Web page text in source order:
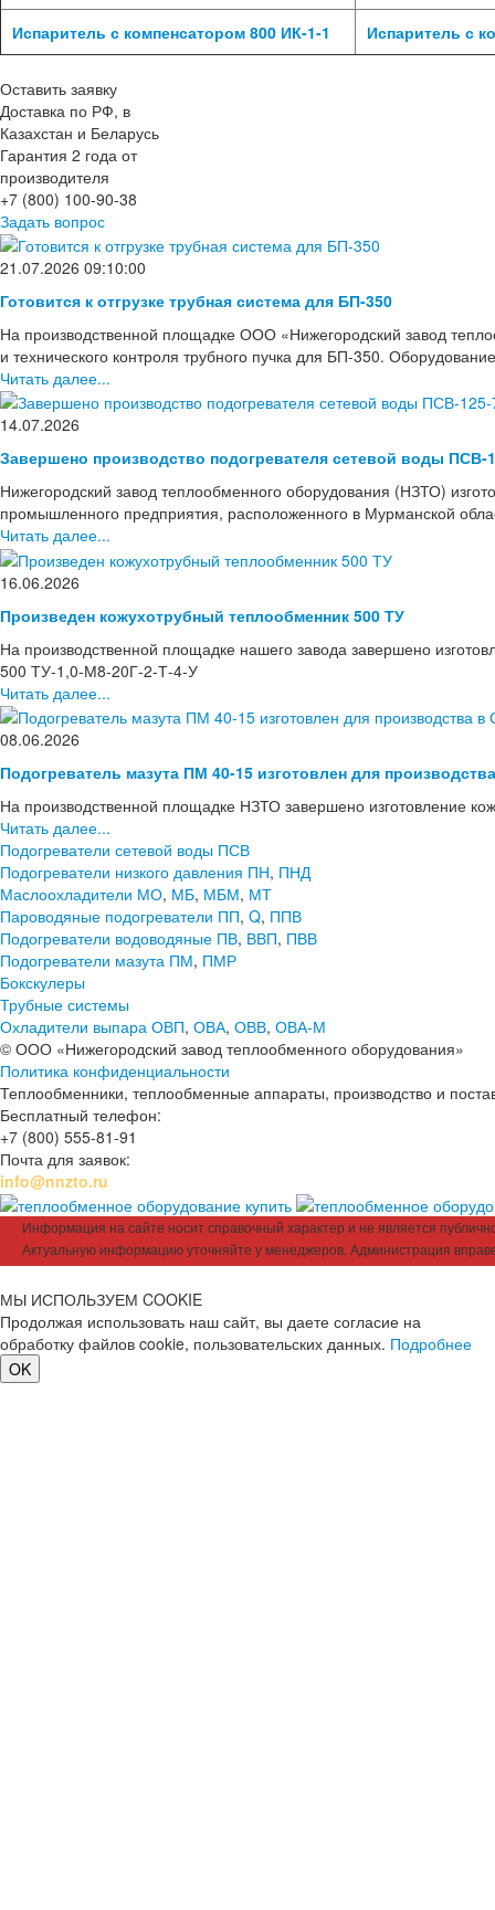
Испаритель с компенсатором 800 ИК-1-1 Испаритель с
Оставить заявку
Доставка по РФ, в
Казахстан и Беларусь
Гарантия 2 года от
производителя
+7 (800) 100-90-38
Задать вопрос
21.07.2026 09:10:00
Готовится к отгрузке трубная система для БП-350
На производственной площадке ООО «Нижегородский завод
и технического контроля трубного пучка для БП-350.
Читать далее...
14.07.2026
Завершено производство подогревателя сетевой воды ПСВ-
Нижегородский завод теплообменного оборудования (НЗТО)
промышленного предприятия, расположенного в Мурманской
Читать далее...
16.06.2026
Произведен кожухотрубный теплообменник 500 ТУ
На производственной площадке нашего завода завершено
500 ТУ-1,0-М8-20Г-2-Т-4-У
Читать далее...
08.06.2026
Подогреватель мазута ПМ 40-15 изготовлен для
На производственной площадке НЗТО завершено изготовление
Читать далее...
Подогреватели сетевой воды ПСВ
Подогреватели низкого давления ПН, ПНД
Маслоохладители МО, МБ, МБМ, МТ
Пароводяные подогреватели ПП, Q, ППВ
Подогреватели водоводяные ПВ, ВВП, ПВВ
Подогреватели мазута ПМ, ПМР
Бокскулеры
Трубные системы
Охладители выпара ОВП, ОВА, ОВВ, ОВА-М
© ООО «Нижегородский завод теплообменного оборудования»
Политика конфиденциальности
Теплообменники, теплообменные аппараты, производство и
Бесплатный телефон:
+7 (800) 555-81-91
Почта для заявок:
info@nnzto.ru
Информация на сайте носит справочный характер и не является
Актуальную информацию уточняйте у менеджеров. Администрация
МЫ ИСПОЛЬЗУЕМ COOKIE
Продолжая использовать наш сайт, вы даете согласие на
обработку файлов cookie, пользовательских данных. Подробнее
OK